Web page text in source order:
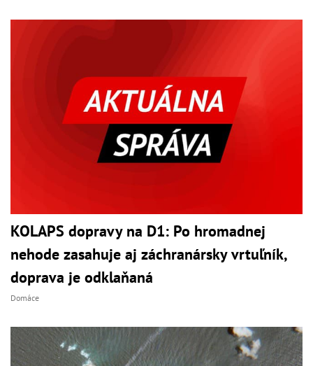
KOLAPS dopravy na D1: Po hromadnej
nehode zasahuje aj záchranársky vrtuľník,
doprava je odklaňaná
Domáce